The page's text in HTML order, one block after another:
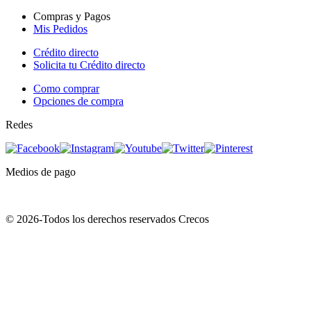
Compras y Pagos
Mis Pedidos
Crédito directo
Solicita tu Crédito directo
Como comprar
Opciones de compra
Redes
Medios de pago
© 2026-Todos los derechos reservados Crecos